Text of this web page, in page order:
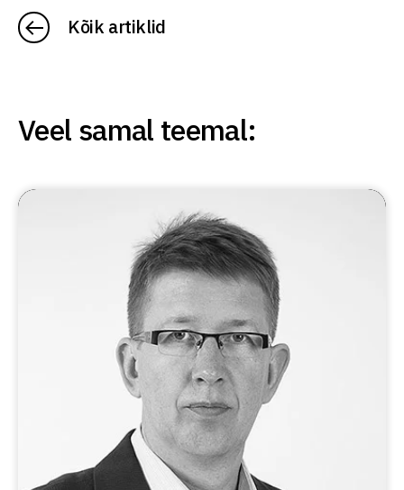
Kõik artiklid
Veel samal teemal: